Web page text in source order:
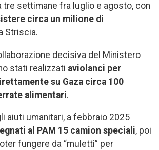
tre settimane fra luglio e agosto, con
circa un milione di
Striscia.
decisiva del Ministero
stati realizzati aviolanci per
su Gaza circa 100
alimentari.
aiuti umanitari, a febbraio 2025
al PAM 15 camion speciali, poi
fungere da “muletti” per